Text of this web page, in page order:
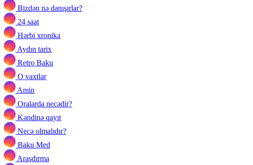
Bizdən nə danışırlar?
24 saat
Hərbi xronika
Aydın tarix
Retro Baku
O vaxtlar
Amin
Oralarda necədir?
Kəndinə qayıt
Necə olmalıdır?
Baku Med
Araşdırma